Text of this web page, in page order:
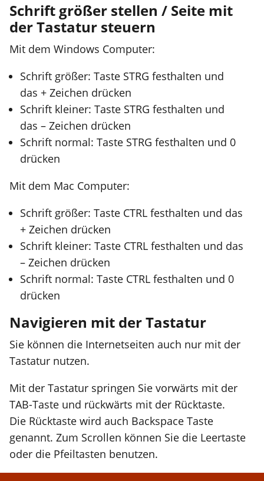
Schrift größer stellen / Seite mit
der Tastatur steuern
Mit dem Windows Computer:
Schrift größer: Taste STRG festhalten und
das + Zeichen drücken
Schrift kleiner: Taste STRG festhalten und
das – Zeichen drücken
Schrift normal: Taste STRG festhalten und 0
drücken
Mit dem Mac Computer:
Schrift größer: Taste CTRL festhalten und das
+ Zeichen drücken
Schrift kleiner: Taste CTRL festhalten und das
– Zeichen drücken
Schrift normal: Taste CTRL festhalten und 0
drücken
Navigieren mit der Tastatur
Sie können die Internetseiten auch nur mit der
Tastatur nutzen.
Mit der Tastatur springen Sie vorwärts mit der
TAB-Taste und rückwärts mit der Rücktaste.
Die Rücktaste wird auch Backspace Taste
genannt. Zum Scrollen können Sie die Leertaste
oder die Pfeiltasten benutzen.